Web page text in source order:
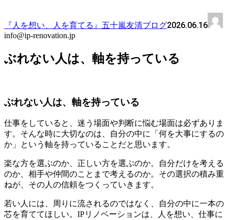
『人を想い、人を育てる』五十嵐友清ブログ2026.06.16
info@ip-renovation.jp
ぶれない人は、軸を持っている
ぶれない人は、軸を持っている
仕事をしていると、迷う場面や判断に悩む場面は必ずありま
す。そんな時に大切なのは、自分の中に「何を大事にするの
か」という軸を持っていることだと思います。
楽な方を選ぶのか、正しい方を選ぶのか。自分だけを考える
のか、相手や仲間のことまで考えるのか。その選択の積み重
ねが、その人の信頼をつくっていきます。
若い人には、周りに流されるのではなく、自分の中に一本の
芯を育ててほしい。IPリノベーションは、人を想い、仕事に